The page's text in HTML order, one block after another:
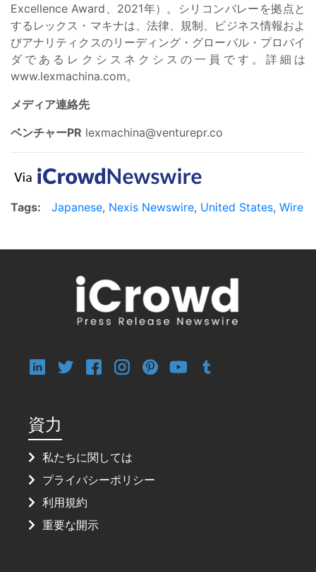
Excellence Award、2021年）。シリコンバレーを拠点と
するレックス・マキナは、法律、規制、ビジネス情報およ
びアナリティクスのリーディング・グローバル・プロバイ
ダであるレクシスネクシスの一員です。詳細は
www.lexmachina.com。
メディア連絡先
ベンチャーPR lexmachina@venturepr.co
Tags: Japanese, Nexis Newswire, United States, Wire
資力
私たちに関しては
プライバシーポリシー
利用規約
重要な開示